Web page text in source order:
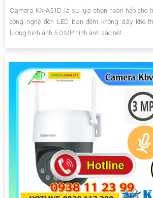
Camera KX-A51D là sự lựa chọn hoàn hảo cho
công nghệ đèn LED ban đêm không dây khe
lượng hình ảnh 5.0 MP hình ảnh sắc nét